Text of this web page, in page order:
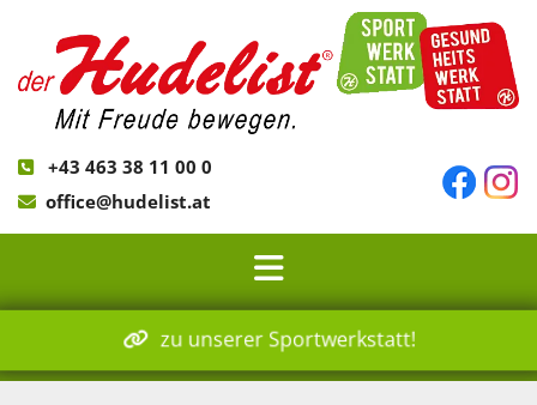
 +43 463 38 11 00 0
 office@hudelist.at
zu unserer Sportwerkstatt!